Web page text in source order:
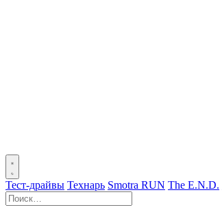
Тест-драйвы Технарь Smotra RUN The E.N.D.